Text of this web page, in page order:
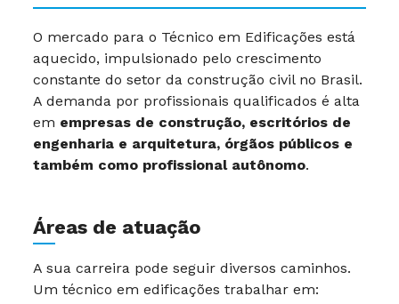
O mercado para o Técnico em Edificações está
aquecido, impulsionado pelo crescimento
constante do setor da construção civil no Brasil.
A demanda por profissionais qualificados é alta
em empresas de construção, escritórios de
engenharia e arquitetura, órgãos públicos e
também como profissional autônomo.
Áreas de atuação
A sua carreira pode seguir diversos caminhos.
Um técnico em edificações trabalhar em: